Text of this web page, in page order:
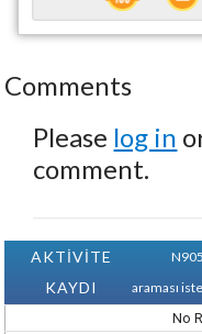
Comments
Please log in
comment.
AKTİVİTE
KAYDI
araması
No